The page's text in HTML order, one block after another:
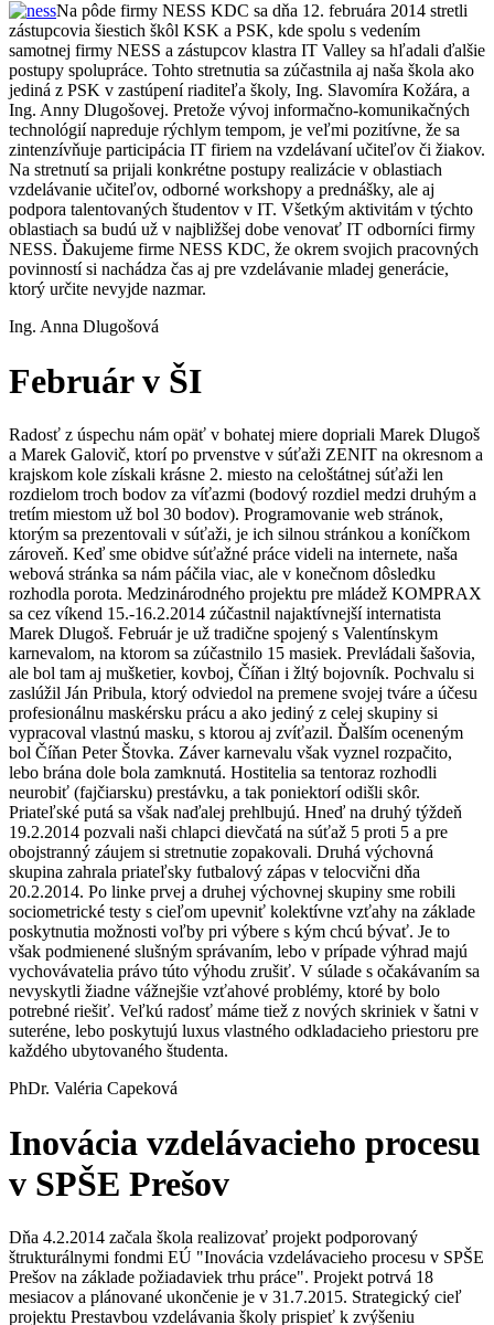
Na pôde firmy NESS KDC sa dňa 12. februára 2014 stretli
zástupcovia šiestich škôl KSK a PSK, kde spolu s vedením
samotnej firmy NESS a zástupcov klastra IT Valley sa hľadali ďalšie
postupy spolupráce. Tohto stretnutia sa zúčastnila aj naša škola ako
jediná z PSK v zastúpení riaditeľa školy, Ing. Slavomíra Kožára, a
Ing. Anny Dlugošovej. Pretože vývoj informačno-komunikačných
technológií napreduje rýchlym tempom, je veľmi pozitívne, že sa
zintenzívňuje participácia IT firiem na vzdelávaní učiteľov či žiakov.
Na stretnutí sa prijali konkrétne postupy realizácie v oblastiach
vzdelávanie učiteľov, odborné workshopy a prednášky, ale aj
podpora talentovaných študentov v IT. Všetkým aktivitám v týchto
oblastiach sa budú už v najbližšej dobe venovať IT odborníci firmy
NESS. Ďakujeme firme NESS KDC, že okrem svojich pracovných
povinností si nachádza čas aj pre vzdelávanie mladej generácie,
ktorý určite nevyjde nazmar.
Ing. Anna Dlugošová
Február v ŠI
Radosť z úspechu nám opäť v bohatej miere dopriali Marek Dlugoš
a Marek Galovič, ktorí po prvenstve v súťaži ZENIT na okresnom a
krajskom kole získali krásne 2. miesto na celoštátnej súťaži len
rozdielom troch bodov za víťazmi (bodový rozdiel medzi druhým a
tretím miestom už bol 30 bodov). Programovanie web stránok,
ktorým sa prezentovali v súťaži, je ich silnou stránkou a koníčkom
zároveň. Keď sme obidve súťažné práce videli na internete, naša
webová stránka sa nám páčila viac, ale v konečnom dôsledku
rozhodla porota. Medzinárodného projektu pre mládež KOMPRAX
sa cez víkend 15.-16.2.2014 zúčastnil najaktívnejší internatista
Marek Dlugoš. Február je už tradične spojený s Valentínskym
karnevalom, na ktorom sa zúčastnilo 15 masiek. Prevládali šašovia,
ale bol tam aj mušketier, kovboj, Číňan i žltý bojovník. Pochvalu si
zaslúžil Ján Pribula, ktorý odviedol na premene svojej tváre a účesu
profesionálnu maskérsku prácu a ako jediný z celej skupiny si
vypracoval vlastnú masku, s ktorou aj zvíťazil. Ďalším oceneným
bol Číňan Peter Štovka. Záver karnevalu však vyznel rozpačito,
lebo brána dole bola zamknutá. Hostitelia sa tentoraz rozhodli
neurobiť (fajčiarsku) prestávku, a tak poniektorí odišli skôr.
Priateľské putá sa však naďalej prehlbujú. Hneď na druhý týždeň
19.2.2014 pozvali naši chlapci dievčatá na súťaž 5 proti 5 a pre
obojstranný záujem si stretnutie zopakovali. Druhá výchovná
skupina zahrala priateľsky futbalový zápas v telocvični dňa
20.2.2014. Po linke prvej a druhej výchovnej skupiny sme robili
sociometrické testy s cieľom upevniť kolektívne vzťahy na základe
poskytnutia možnosti voľby pri výbere s kým chcú bývať. Je to
však podmienené slušným správaním, lebo v prípade výhrad majú
vychovávatelia právo túto výhodu zrušiť. V súlade s očakávaním sa
nevyskytli žiadne vážnejšie vzťahové problémy, ktoré by bolo
potrebné riešiť. Veľkú radosť máme tiež z nových skriniek v šatni v
suteréne, lebo poskytujú luxus vlastného odkladacieho priestoru pre
každého ubytovaného študenta.
PhDr. Valéria Capeková
Inovácia vzdelávacieho procesu
v SPŠE Prešov
Dňa 4.2.2014 začala škola realizovať projekt podporovaný
štrukturálnymi fondmi EÚ "Inovácia vzdelávacieho procesu v SPŠE
Prešov na základe požiadaviek trhu práce". Projekt potrvá 18
mesiacov a plánované ukončenie je v 31.7.2015. Strategický cieľ
projektu Prestavbou vzdelávania školy prispieť k zvýšeniu